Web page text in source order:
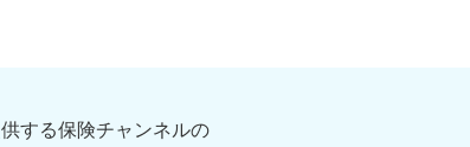
する保険チャンネルの